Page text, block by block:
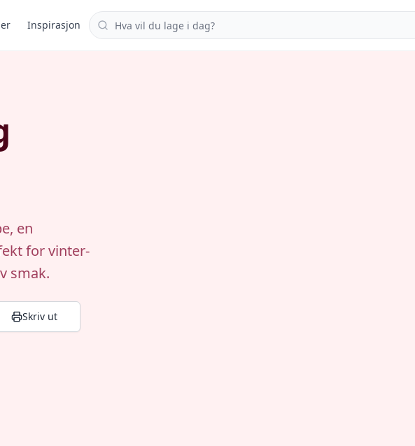
Inspirasjon Søk i oppskrifter
en
for vinter-
smak.
Skriv ut